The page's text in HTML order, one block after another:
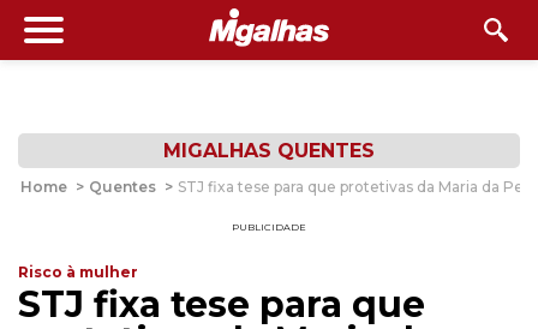
MIGALHAS QUENTES
Home > Quentes > STJ fixa tese para que protetivas da Maria da
PUBLICIDADE
Risco à mulher
STJ fixa tese para que